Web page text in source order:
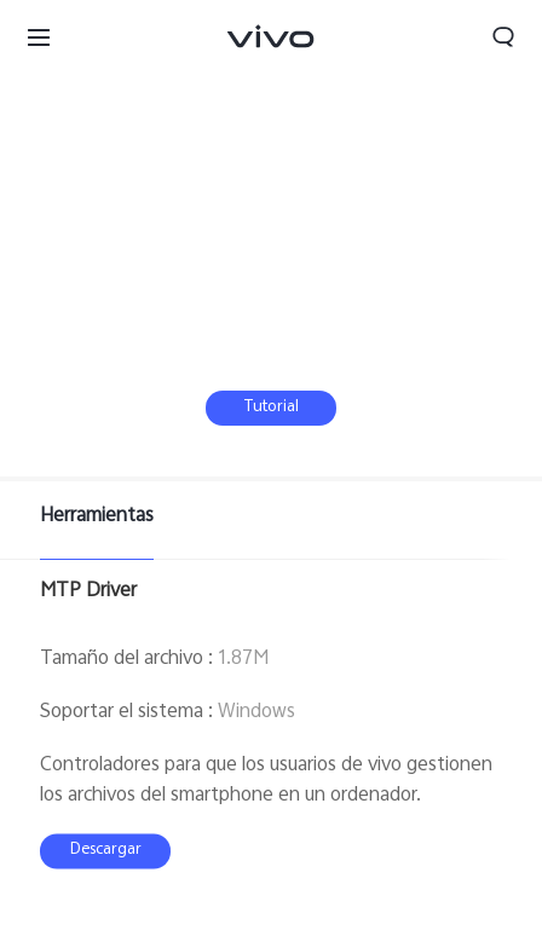
Tutorial
Herramientas
MTP Driver
Tamaño del archivo : 1.87M
Soportar el sistema :Windows
Controladores para que los usuarios de vivo gestionen
los archivos del smartphone en un ordenador.
Descargar